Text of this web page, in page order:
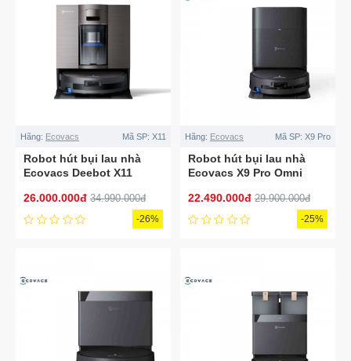
Hãng: Ecovacs Mã SP: X11
Robot hút bụi lau nhà
Ecovacs Deebot X11
26.000.000đ 34.990.000đ
-26%
Hãng: Ecovacs Mã SP: X9 Pro
Robot hút bụi lau nhà
Ecovacs X9 Pro Omni
22.490.000đ 29.900.000đ
-25%